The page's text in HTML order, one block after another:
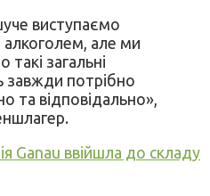
виступаємо
але ми
загальні
завжди потрібно
та відповідально»,
Ganau ввійшла до складу